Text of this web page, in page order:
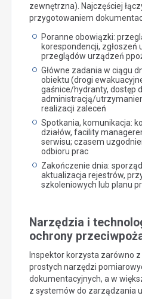
zewnętrzna). Najczęściej
przygotowaniem
Poranne obowiązki:
korespondencji, zgłoszeń
przeglądów urządzeń
Główne zadania w ciągu
obiektu (drogi
gaśnice/hydranty, dostęp
administracją/
realizacji zaleceń
Spotkania, komunikacja:
działów, facility
serwisu; czasem
odbioru prac
Zakończenie dnia:
aktualizacja rejestrów,
szkoleniowych lub planu
Narzędzia i
ochrony
Inspektor korzysta zarówno
prostych narzędzi
dokumentacyjnych, a w
z systemów do zarządzania